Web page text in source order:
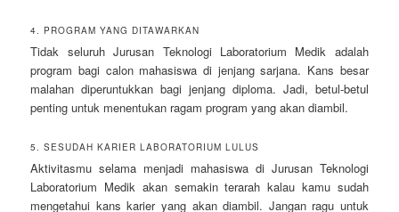
4. PROGRAM YANG DITAWARKAN
Tidak seluruh Jurusan Teknologi Laboratorium Medik adalah
program bagi calon mahasiswa di jenjang sarjana. Kans besar
malahan diperuntukkan bagi jenjang diploma. Jadi, betul-betul
penting untuk menentukan ragam program yang akan diambil.
5. SESUDAH KARIER LABORATORIUM LULUS
Aktivitasmu selama menjadi mahasiswa di Jurusan Teknologi
Laboratorium Medik akan semakin terarah kalau kamu sudah
mengetahui kans karier yang akan diambil. Jangan ragu untuk